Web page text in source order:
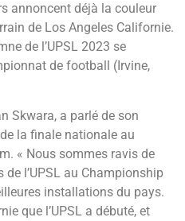
annoncent déjà la couleur
de Los Angeles Californie.
de l’UPSL 2023 se
de football (Irvine,
Skwara, a parlé de son
la finale nationale au
« Nous sommes ravis de
l’UPSL au Championship
installations du pays.
que l’UPSL a débuté, et